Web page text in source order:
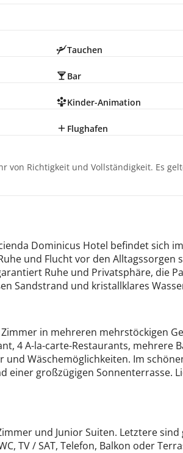
Tauchen
Bar
Kinder-Animation
Flughafen
von Richtigkeit und Vollständigkeit. Es
Dominicus Hotel befindet sich
und Flucht vor den
Ruhe und Privatsphäre, die
Sandstrand und kristallklares
in mehreren mehrstöckigen
4 A-la-carte-Restaurants, mehrere
und Wäschemöglichkeiten. Im
einer großzügigen Sonnenterrasse.
und Junior Suiten. Letztere
TV / SAT, Telefon, Balkon oder